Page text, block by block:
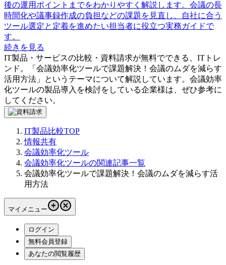
後の運用ポイントまでをわかりやすく解説します。会議の長
時間化や議事録作成の負担などの課題を見直し、自社に合う
ツール選定と定着を進めたい担当者に役立つ実務ガイドで
す。
続きを見る
IT製品・サービスの比較・資料請求が無料でできる、ITトレ
ンド。「 会議効率化ツールで課題解決！会議のムダを減らす
活用方法 」というテーマについて解説しています。 会議効率
化ツールの製品導入を検討をしている企業様は、ぜひ参考に
してください。
IT製品比較TOP
情報共有
会議効率化ツール
会議効率化ツールの関連記事一覧
会議効率化ツールで課題解決！会議のムダを減らす活
用方法
マイメニュー
ログイン
無料会員登録
あなたの閲覧履歴